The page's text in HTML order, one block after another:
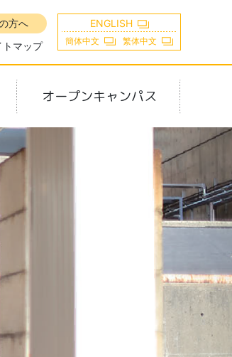
方へ
トマップ
ENGLISH
簡体中文 繁体中文
オープンキャンパス